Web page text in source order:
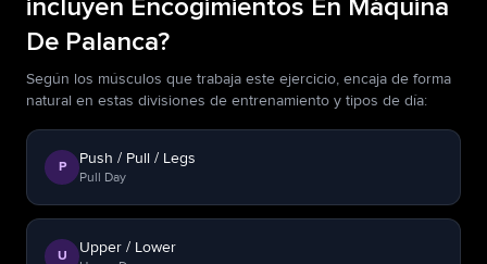
incluyen Encogimientos En Máquina
De Palanca?
Según los músculos que trabaja este ejercicio, encaja de forma
natural en estas divisiones de entrenamiento y tipos de día:
P Push / Pull / Legs
Pull Day
U Upper / Lower